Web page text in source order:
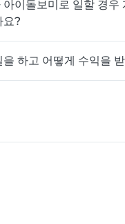
아이돌보미로 일할 경우
요?
하고 어떻게 수익을